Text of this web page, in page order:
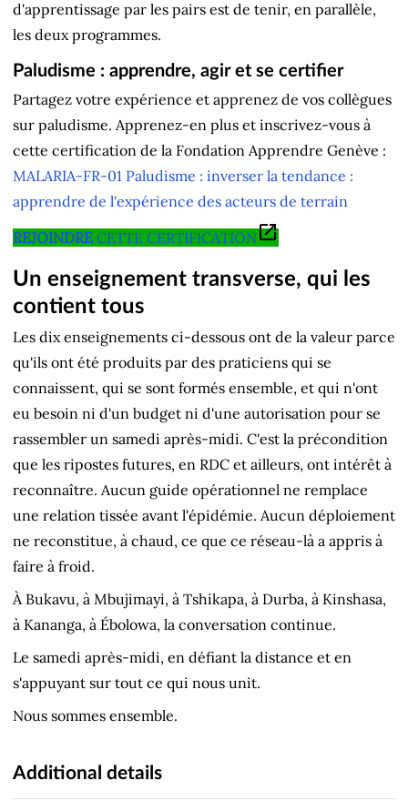
d'apprentissage par les pairs est de tenir, en parallèle,
les deux programmes.
Paludisme : apprendre, agir et se certifier
Partagez votre expérience et apprenez de vos collègues
sur paludisme. Apprenez-en plus et inscrivez-vous à
cette certification de la Fondation Apprendre Genève :
MALARIA-FR-01 Paludisme : inverser la tendance :
apprendre de l'expérience des acteurs de terrain
REJOINDRE CETTE CERTIFICATION
Un enseignement transverse, qui les
contient tous
Les dix enseignements ci-dessous ont de la valeur parce
qu'ils ont été produits par des praticiens qui se
connaissent, qui se sont formés ensemble, et qui n'ont
eu besoin ni d'un budget ni d'une autorisation pour se
rassembler un samedi après-midi. C'est la précondition
que les ripostes futures, en RDC et ailleurs, ont intérêt à
reconnaître. Aucun guide opérationnel ne remplace
une relation tissée avant l'épidémie. Aucun déploiement
ne reconstitue, à chaud, ce que ce réseau-là a appris à
faire à froid.
À Bukavu, à Mbujimayi, à Tshikapa, à Durba, à Kinshasa,
à Kananga, à Ébolowa, la conversation continue.
Le samedi après-midi, en défiant la distance et en
s'appuyant sur tout ce qui nous unit.
Nous sommes ensemble.
Additional details